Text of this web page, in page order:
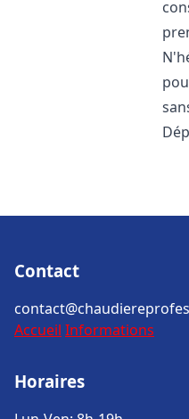
Contact
Accueil Informations
Horaires